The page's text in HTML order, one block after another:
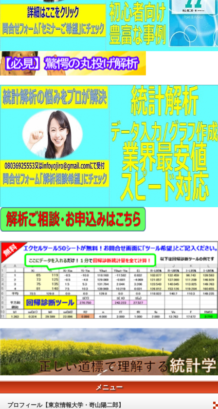
メニュー
プロフィール【東京情報大学・嵜山陽二郎】